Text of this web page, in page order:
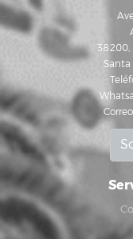
38200,
Santa